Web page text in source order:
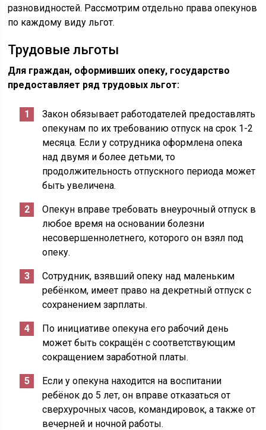
разновидностей. Рассмотрим отдельно права опекунов
по каждому виду льгот.
Трудовые льготы
Для граждан, оформивших опеку, государство
предоставляет ряд трудовых льгот:
Закон обязывает работодателей предоставлять
опекунам по их требованию отпуск на срок 1-2
месяца. Если у сотрудника оформлена опека
над двумя и более детьми, то
продолжительность отпускного периода может
быть увеличена.
Опекун вправе требовать внеурочный отпуск в
любое время на основании болезни
несовершеннолетнего, которого он взял под
опеку.
Сотрудник, взявший опеку над маленьким
ребёнком, имеет право на декретный отпуск с
сохранением зарплаты.
По инициативе опекуна его рабочий день
может быть сокращён с соответствующим
сокращением заработной платы.
Если у опекуна находится на воспитании
ребёнок до 5 лет, он вправе отказаться от
сверхурочных часов, командировок, а также от
вечерней и ночной работы.